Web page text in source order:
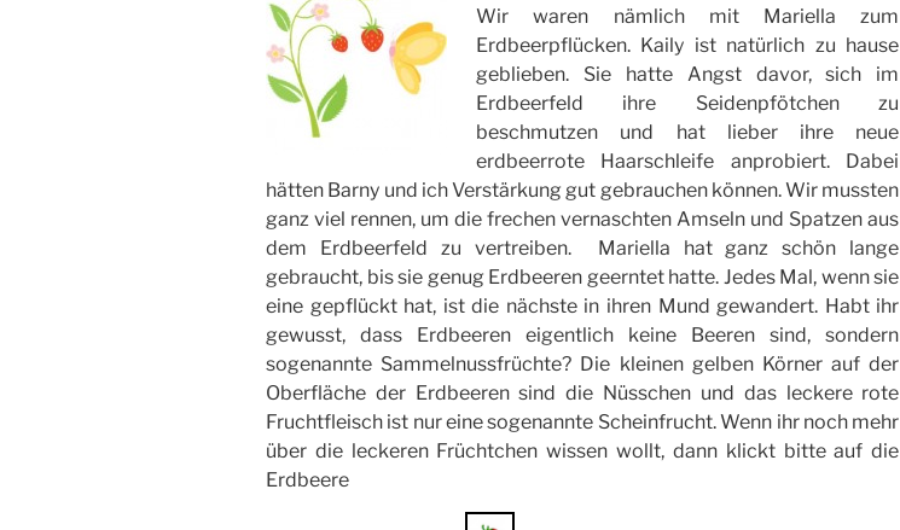
Wir waren nämlich mit Mariella zum
Erdbeerpflücken. Kaily ist natürlich zu hause
geblieben. Sie hatte Angst davor, sich im
Erdbeerfeld ihre Seidenpfötchen zu
beschmutzen und hat lieber ihre neue
erdbeerrote Haarschleife anprobiert. Dabei
hätten Barny und ich Verstärkung gut gebrauchen können. Wir mussten
ganz viel rennen, um die frechen vernaschten Amseln und Spatzen aus
dem Erdbeerfeld zu vertreiben. Mariella hat ganz schön lange
gebraucht, bis sie genug Erdbeeren geerntet hatte. Jedes Mal, wenn sie
eine gepflückt hat, ist die nächste in ihren Mund gewandert. Habt ihr
gewusst, dass Erdbeeren eigentlich keine Beeren sind, sondern
sogenannte Sammelnussfrüchte? Die kleinen gelben Körner auf der
Oberfläche der Erdbeeren sind die Nüsschen und das leckere rote
Fruchtfleisch ist nur eine sogenannte Scheinfrucht. Wenn ihr noch mehr
über die leckeren Früchtchen wissen wollt, dann klickt bitte auf die
Erdbeere